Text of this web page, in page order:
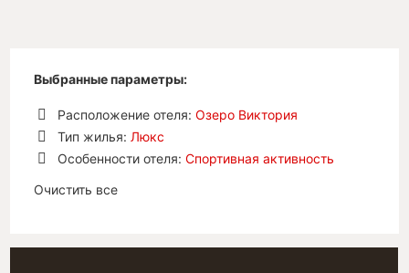
Выбранные параметры:
Расположение отеля: Озеро Виктория
Удалить
позицию
Тип жилья: Люкс
Удалить
позицию
Особенности отеля: Спортивная активность
позицию
Очистить все